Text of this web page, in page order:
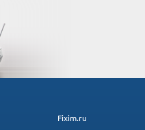
Fixim.ru